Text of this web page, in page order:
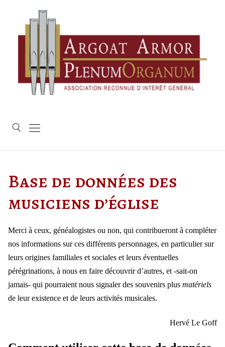
contenu
Base de données des
musiciens d’église
Merci à ceux, généalogistes ou non, qui contribueront à compléter
nos informations sur ces différents personnages, en particulier sur
leurs origines familiales et sociales et leurs éventuelles
pérégrinations, à nous en faire découvrir d’autres, et -sait-on
jamais- qui pourraient nous signaler des souvenirs plus matériels
de leur existence et de leurs activités musicales.
Hervé Le Goff